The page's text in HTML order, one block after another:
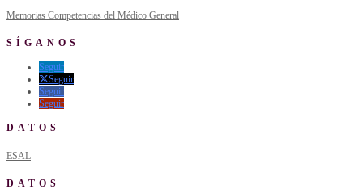
Memorias Competencias del Médico General
SÍGANOS
Seguir
Seguir
Seguir
Seguir
DATOS
ESAL
DATOS